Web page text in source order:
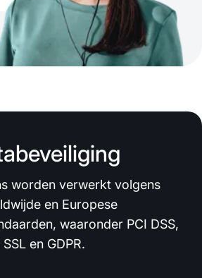
worden verwerkt volgens
en Europese
waaronder PCI DSS,
SSL en GDPR.